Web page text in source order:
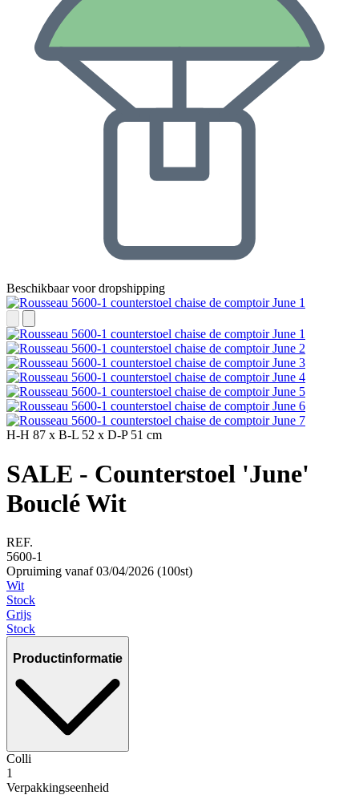
Beschikbaar voor dropshipping
H-H 87 x B-L 52 x D-P51 cm
SALE - Counterstoel 'June'
Bouclé Wit
REF.
5600-1
Opruiming vanaf 03/04/2026 (100st)
Wit
Stock
Grijs
Stock
Productinformatie
Colli
1
Verpakkingseenheid